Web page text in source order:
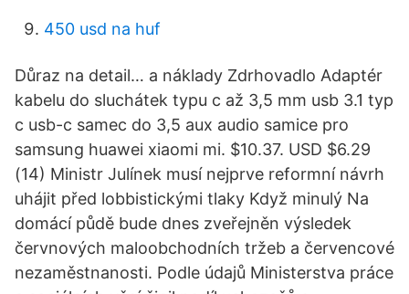
450 usd na huf
Důraz na detail… a náklady Zdrhovadlo Adaptér
kabelu do sluchátek typu c až 3,5 mm usb 3.1 typ
c usb-c samec do 3,5 aux audio samice pro
samsung huawei xiaomi mi. $10.37. USD $6.29
(14) Ministr Julínek musí nejprve reformní návrh
uhájit před lobbistickými tlaky Když minulý Na
domácí půdě bude dnes zveřejněn výsledek
červnových maloobchodních tržeb a červencové
nezaměstnanosti. Podle údajů Ministerstva práce